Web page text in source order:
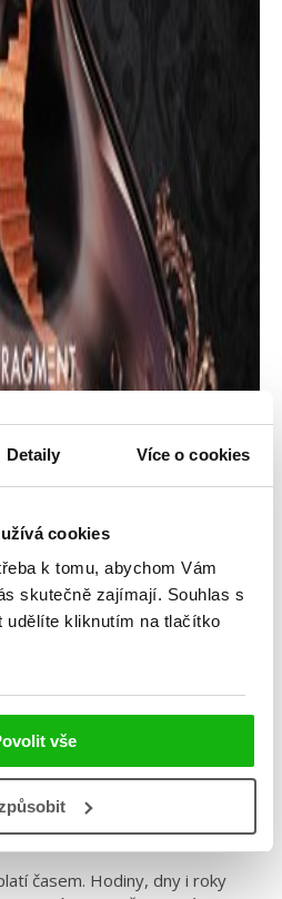
Detaily Více o cookies
cookies
k tomu, abychom Vám
skutečně zajímají. Souhlas s
kliknutím na tlačítko
vše
Fantasy
Everless
krve a kovu
klíč
časem. Hodiny, dny i roky